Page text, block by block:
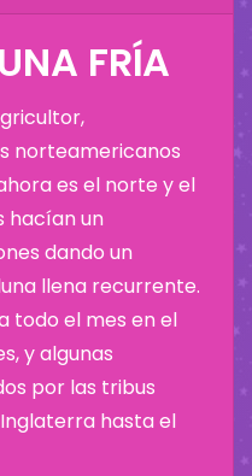
FRÍA
norteamericanos
es el norte y el
hacían un
dando un
llena recurrente.
todo el mes en el
y algunas
por las tribus
hasta el